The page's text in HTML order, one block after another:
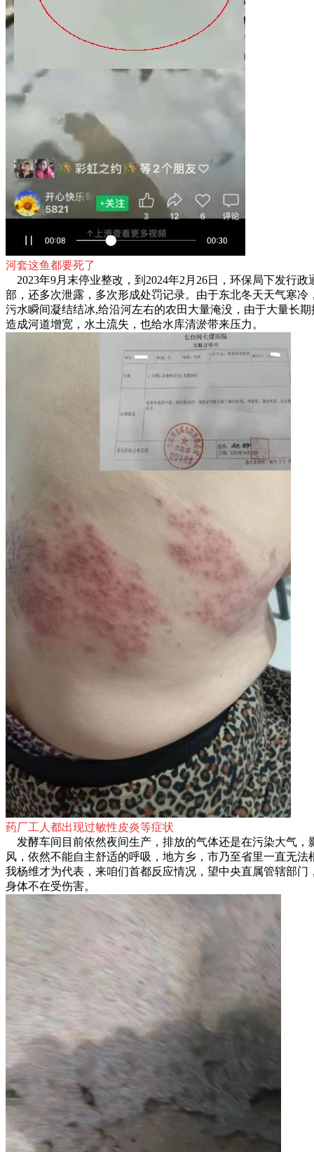
河套这鱼都要死了
2023年9月末停业整改，到2024年2月26日，环保局下发行
部，还多次泄露，多次形成处罚记录。由于东北冬天天气寒冷
污水瞬间凝结结冰,给沿河左右的农田大量淹没，由于大量长
造成河道增宽，水土流失，也给水库清淤带来压力。
药厂工人都出现过敏性皮炎等症状
发酵车间目前依然夜间生产，排放的气体还是在污染大气，
风，依然不能自主舒适的呼吸，地方乡，市乃至省里一直无
我杨维才为代表，来咱们首都反应情况，望中央直属管辖部
身体不在受伤害。